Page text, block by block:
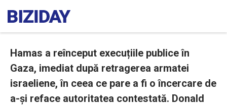
Hamas a reînceput execuțiile publice în
Gaza, imediat după retragerea armatei
israeliene, în ceea ce pare a fi o încercare de
a-și reface autoritatea contestată. Donald